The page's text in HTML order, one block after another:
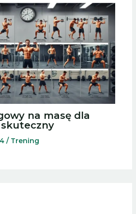
na masę dla
skuteczny
/ Trening